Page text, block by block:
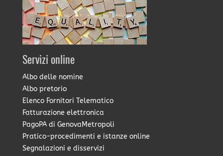
Servizi online
Albo delle nomine
Albo pretorio
Elenco Fornitori Telematico
Fatturazione elettronica
PagoPA di GenovaMetropoli
Pratico-procedimenti e istanze online
Segnalazioni e disservizi